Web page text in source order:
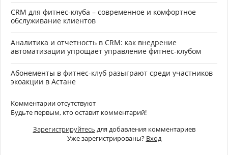
CRM для фитнес-клуба – современное и комфортное
обслуживание клиентов
Аналитика и отчетность в CRM: как внедрение
автоматизации упрощает управление фитнес-клубом
Абонементы в фитнес-клуб разыграют среди участников
экоакции в Астане
Комментарии отсутствуют
Будьте первым, кто оставит комментарий!
Зарегистрируйтесь для добавления комментариев
Уже зарегистрированы? Вход